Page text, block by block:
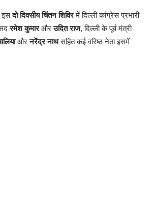
इसदो दिवसीय चिंतन शिविरमें दिल्ली कांग्रेस प्रभारी
रमेश कुमारऔरउदित राज, दिल्ली के पूर्व मंत्री
औरनरेंद्र नाथसहित कई वरिष्ठ नेता इसमें